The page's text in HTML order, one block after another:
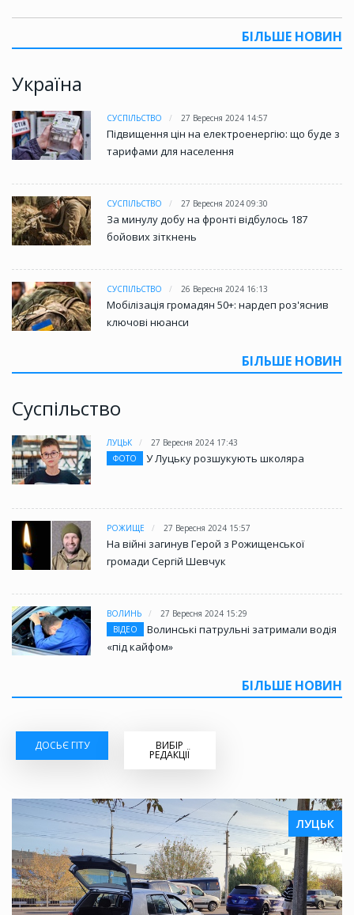
БІЛЬШЕ НОВИН
Україна
СУСПІЛЬСТВО 27 Вересня 2024 14:57
Підвищення цін на електроенергію: що буде з
тарифами для населення
СУСПІЛЬСТВО 27 Вересня 2024 09:30
За минулу добу на фронті відбулось 187
бойових зіткнень
СУСПІЛЬСТВО 26 Вересня 2024 16:13
Мобілізація громадян 50+: нардеп роз'яснив
ключові нюанси
БІЛЬШЕ НОВИН
Суспільство
ЛУЦЬК
27 Вересня 2024 17:43
ФОТО
У Луцьку розшукують школяра
РОЖИЩЕ 27 Вересня 2024 15:57
На війні загинув Герой з Рожищенської
громади Сергій Шевчук
ВОЛИНЬ
27 Вересня 2024 15:29
ВІДЕО
Волинські патрульні затримали водія
«під кайфом»
БІЛЬШЕ НОВИН
ДОСЬЄ ГІТУ ВИБІР
РЕДАКЦІЇ
ЛУЦЬК